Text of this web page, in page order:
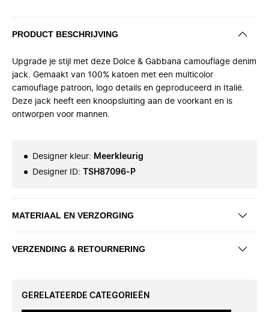
PRODUCT BESCHRIJVING
Upgrade je stijl met deze Dolce & Gabbana camouflage denim
jack. Gemaakt van 100% katoen met een multicolor
camouflage patroon, logo details en geproduceerd in Italië.
Deze jack heeft een knoopsluiting aan de voorkant en is
ontworpen voor mannen.
Designer kleur: Meerkleurig
Designer ID: TSH87096-P
MATERIAAL EN VERZORGING
VERZENDING & RETOURNERING
GERELATEERDE CATEGORIEËN